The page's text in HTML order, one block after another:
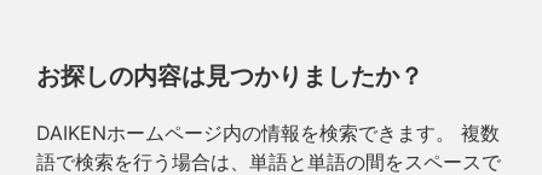
お探しの内容は見つかりましたか？
DAIKENホームページ内の情報を検索できます。 複数
語で検索を行う場合は、単語と単語の間をスペースで